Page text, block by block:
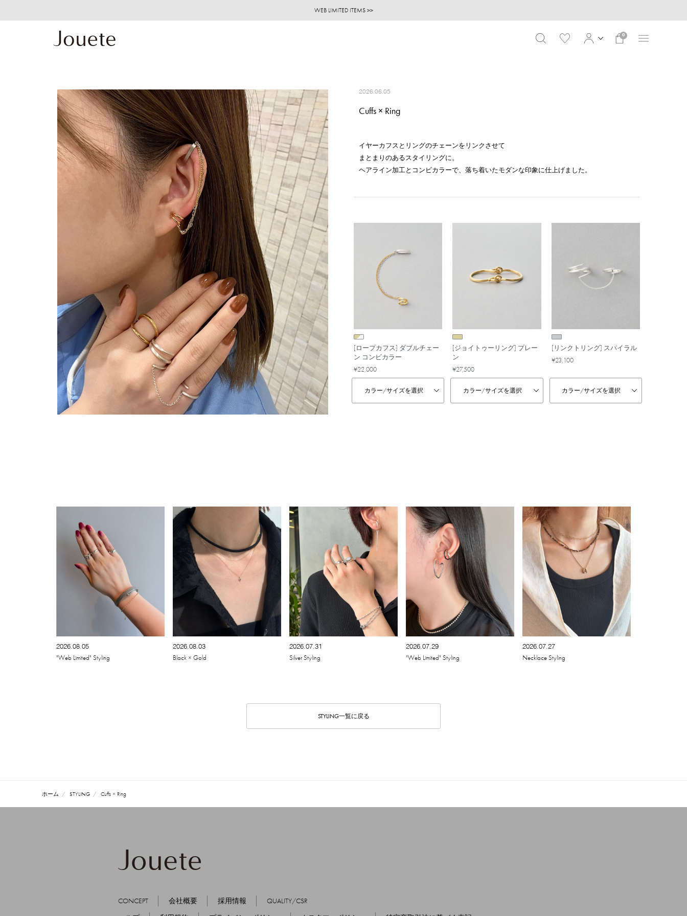
採用のご案内
ご注文いただいたお品物のお届け状況について
夏季休業についてのご案内
WEB LIMITED ITEMS >>
採用のご案内
ご注文いただいたお品物のお届け状況について
0
2026.06.05
Cuffs × Ring
イヤーカフスとリングのチェーンをリンクさせて
まとまりのあるスタイリングに。
ヘアライン加工とコンビカラーで、落ち着いたモダンな印象に仕上げました。
[ロープカフス] ダブルチェー
ン コンビカラー
¥22,000
カラー/サイズを選択
[ジョイトゥーリング] プレー
ン
¥27,500
カラー/サイズを選択
[リンクトリング] スパイラル
¥23,100
カラー/サイズを選択
2026.08.05
"Web Limited" Styling
2026.08.03
Black × Gold
2026.07.31
Silver Styling
2026.07.29
"Web Limited" Styling
2026.07.27
Necklace Styling
STYLING一覧に戻る
ホーム STYLING Cuffs × Ring
CONCEPT 会社概要 採用情報
QUALITY/CSR